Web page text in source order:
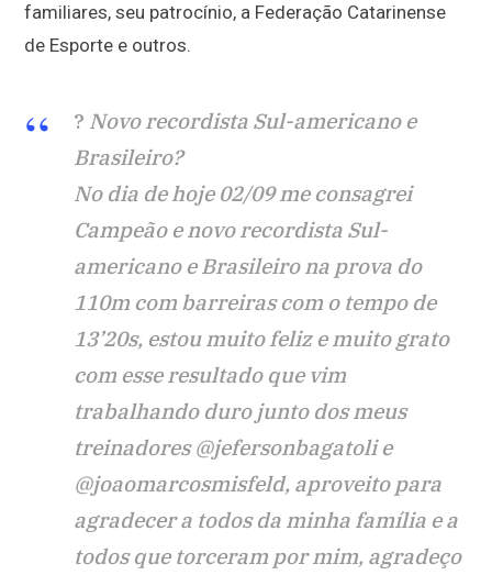
familiares, seu patrocínio, a Federação Catarinense
de Esporte e outros.
? Novo recordista Sul-americano e
Brasileiro?
No dia de hoje 02/09 me consagrei
Campeão e novo recordista Sul-
americano e Brasileiro na prova do
110m com barreiras com o tempo de
13’20s, estou muito feliz e muito grato
com esse resultado que vim
trabalhando duro junto dos meus
treinadores @jefersonbagatoli e
@joaomarcosmisfeld, aproveito para
agradecer a todos da minha família e a
todos que torceram por mim, agradeço